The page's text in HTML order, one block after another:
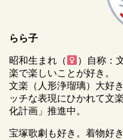
らら子
昭和生まれ（
）自称：
楽で楽しいことが好き。
文楽（人形浄瑠璃）大好
ッチな表現にひかれて文
化計画」推進中。
宝塚歌劇も好き。着物好